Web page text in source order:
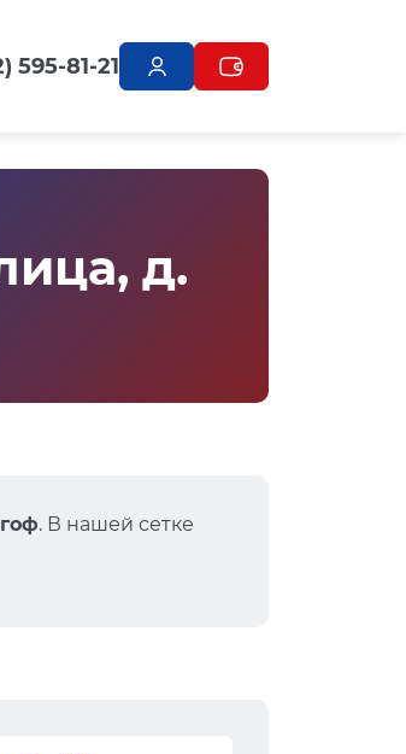
595-81-21
д.
. В нашей сетке